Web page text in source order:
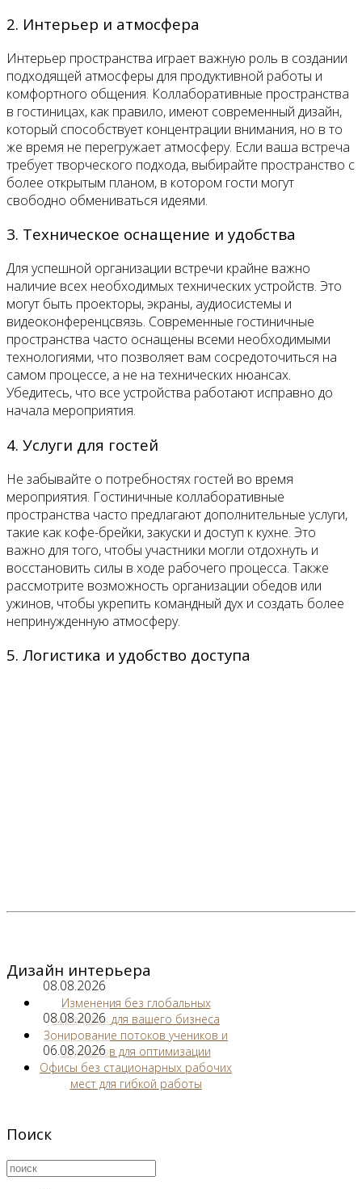
2. Интерьер и атмосфера
Интерьер пространства играет важную роль в создании
подходящей атмосферы для продуктивной работы и
комфортного общения. Коллаборативные пространства
в гостиницах, как правило, имеют современный дизайн,
который способствует концентрации внимания, но в то
же время не перегружает атмосферу. Если ваша встреча
требует творческого подхода, выбирайте пространство с
более открытым планом, в котором гости могут
свободно обмениваться идеями.
3. Техническое оснащение и удобства
Для успешной организации встречи крайне важно
наличие всех необходимых технических устройств. Это
могут быть проекторы, экраны, аудиосистемы и
видеоконференцсвязь. Современные гостиничные
пространства часто оснащены всеми необходимыми
технологиями, что позволяет вам сосредоточиться на
самом процессе, а не на технических нюансах.
Убедитесь, что все устройства работают исправно до
начала мероприятия.
4. Услуги для гостей
Не забывайте о потребностях гостей во время
мероприятия. Гостиничные коллаборативные
пространства часто предлагают дополнительные услуги,
такие как кофе-брейки, закуски и доступ к кухне. Это
важно для того, чтобы участники могли отдохнуть и
восстановить силы в ходе рабочего процесса. Также
рассмотрите возможность организации обедов или
ужинов, чтобы укрепить командный дух и создать более
непринужденную атмосферу.
5. Логистика и удобство доступа
Дизайн интерьера
08.08.2026
Изменения без глобальных
переделок для вашего бизнеса
08.08.2026
Зонирование потоков учеников и
студентов для оптимизации
06.08.2026
Офисы без стационарных рабочих
мест для гибкой работы
Поиск